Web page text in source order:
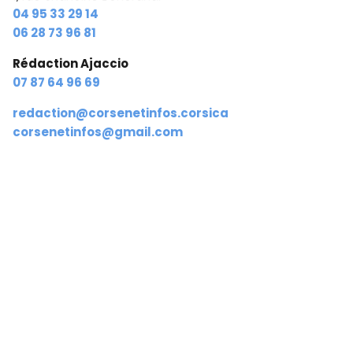
04 95 33 29 14
06 28 73 96 81
Rédaction Ajaccio
07 87 64 96 69
redaction@corsenetinfos.corsica
corsenetinfos@gmail.com